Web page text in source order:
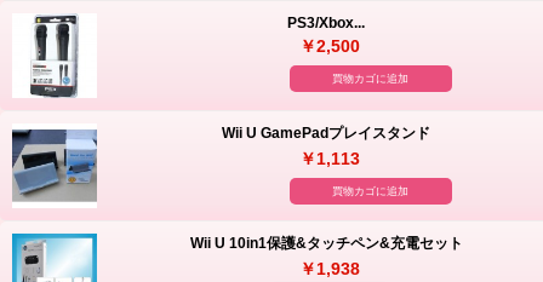
PS3/Xbox...
￥2,500
買物カゴに追加
Wii U GamePadプレイスタンド
￥1,113
買物カゴに追加
Wii U 10in1保護&タッチペン&充電セット
￥1,938